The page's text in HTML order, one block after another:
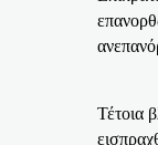
Τέτοια